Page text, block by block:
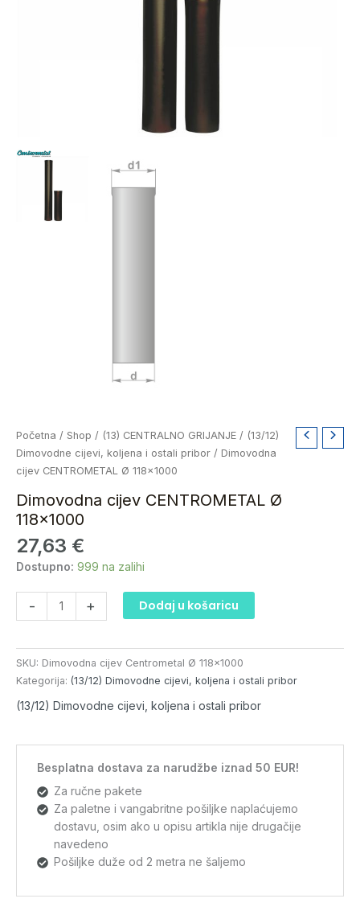
Početna / Shop / (13) CENTRALNO GRIJANJE / (13/12)
Dimovodne cijevi, koljena i ostali pribor / Dimovodna
cijev CENTROMETAL Ø 118×1000
Dimovodna cijev CENTROMETAL Ø
118×1000
27,63 €
Dostupno: 999 na zalihi
-
Dimovodna
cijev
CENTROMETAL
118x1000
količina
+ Dodaj u košaricu
SKU: Dimovodna cijev Centrometal Ø 118x1000
Kategorija: (13/12) Dimovodne cijevi, koljena i ostali pribor
(13/12) Dimovodne cijevi, koljena i ostali pribor
Besplatna dostava za narudžbe iznad 50 EUR!
Za ručne pakete
Za paletne i vangabritne pošiljke naplaćujemo
dostavu, osim ako u opisu artikla nije drugačije
navedeno
Pošiljke duže od 2 metra ne šaljemo